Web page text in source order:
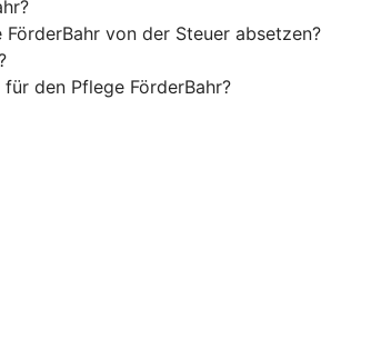
von der Steuer absetzen?
den Pflege FörderBahr?